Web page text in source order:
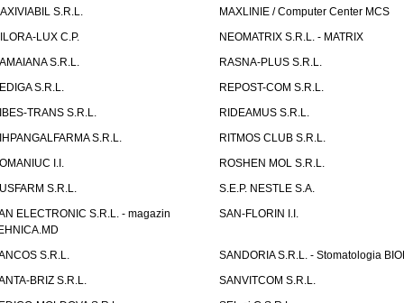
S.R.L.
MAXLINIE / Computer Center MCS
LUX C.P.
NEOMATRIX S.R.L. - MATRIX
S.R.L.
RASNA-PLUS S.R.L.
S.R.L.
REPOST-COM S.R.L.
TRANS S.R.L.
RIDEAMUS S.R.L.
S.R.L.
RITMOS CLUB S.R.L.
I.I.
ROSHEN MOL S.R.L.
S.R.L.
S.E.P. NESTLE S.A.
ELECTRONIC S.R.L. - magazin
SAN-FLORIN I.I.
S.R.L.
SANDORIA S.R.L. - Stomatologia
BRIZ S.R.L.
SANVITCOM S.R.L.